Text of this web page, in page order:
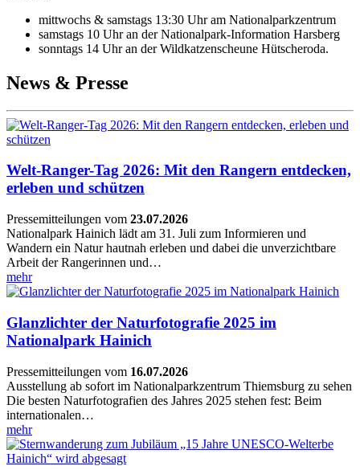
mittwochs & samstags 13:30 Uhr am Nationalparkzentrum
samstags 10 Uhr an der Nationalpark-Information Harsberg
sonntags 14 Uhr an der Wildkatzenscheune Hütscheroda.
News & Presse
Welt-Ranger-Tag 2026: Mit den Rangern entdecken,
erleben und schützen
Pressemitteilungen vom 23.07.2026
Nationalpark Hainich lädt am 31. Juli zum Informieren und
Wandern ein Natur hautnah erleben und dabei die unverzichtbare
Arbeit der Rangerinnen und…
mehr
Glanzlichter der Naturfotografie 2025 im
Nationalpark Hainich
Pressemitteilungen vom 16.07.2026
Ausstellung ab sofort im Nationalparkzentrum Thiemsburg zu sehen
Die besten Naturfotografien des Jahres 2025 stehen fest: Beim
internationalen…
mehr